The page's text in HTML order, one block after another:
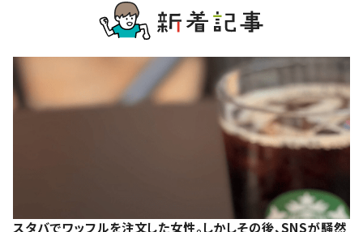
スタバでワッフルを注文した女性。しかしその後、SNSが騒然